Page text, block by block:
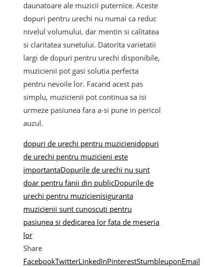
daunatoare ale muzicii puternice. Aceste
dopuri pentru urechi nu numai ca reduc
nivelul volumului, dar mentin si calitatea
si claritatea sunetului. Datorita varietatii
largi de dopuri pentru urechi disponibile,
muzicienii pot gasi solutia perfecta
pentru nevoile lor. Facand acest pas
simplu, muzicienii pot continua sa isi
urmeze pasiunea fara a-si pune in pericol
auzul.
dopuri de urechi pentru muzicienidopuri
de urechi pentru muzicieni este
importantaDopurile de urechi nu sunt
doar pentru fanii din publicDopurile de
urechi pentru muzicienisiguranta
muzicienii sunt cunoscuti pentru
pasiunea si dedicarea lor fata de meseria
lor
Share
FacebookTwitterLinkedInPinterestStumbleuponEmail